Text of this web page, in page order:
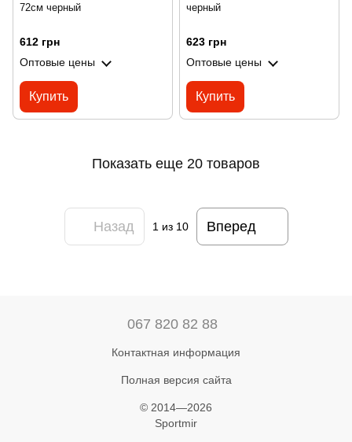
72см черный
612 грн
Оптовые цены
Купить
черный
623 грн
Оптовые цены
Купить
Показать еще 20 товаров
Назад 1из 10 Вперед
067 820 82 88
Контактная информация
Полная версия сайта
© 2014—2026
Sportmir